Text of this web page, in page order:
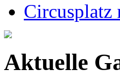
Circusplatz
Aktuelle